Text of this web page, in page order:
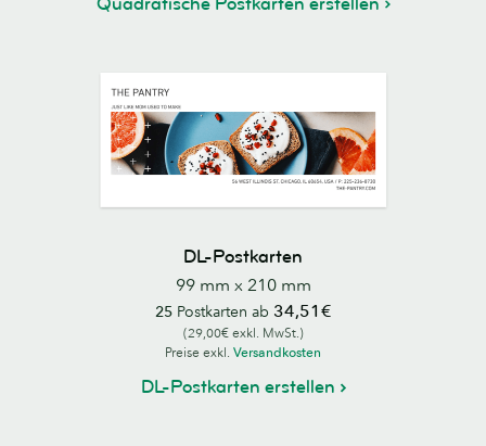
DL-Postkarten
99 mm x 210 mm
25Postkarten ab 34,51€
(29,00€ exkl. MwSt.)
Preise exkl. Versandkosten
DL-Postkarten erstellen